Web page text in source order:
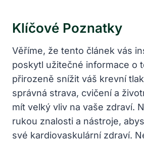
Klíčové Poznatky
Věříme, že tento ‍článek ⁢vás‍
poskytl užitečné ⁣informace o⁤
přirozeně snížit váš⁢ krevní
správná strava, ⁢cvičení a
mít ‌velký vliv​ na vaše zdraví.
rukou znalosti a nástroje,
své​ kardiovaskulární zdraví.